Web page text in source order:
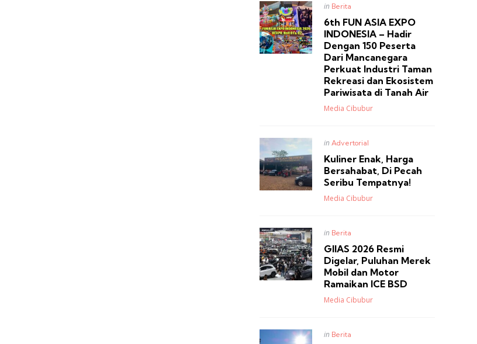
Posted
in
in Berita
6th FUN ASIA EXPO
INDONESIA – Hadir
Dengan 150 Peserta
Dari Mancanegara
Perkuat Industri Taman
Rekreasi dan Ekosistem
Pariwisata di Tanah Air
Posted
Media Cibubur
Posted
in Advertorial
Kuliner Enak, Harga
Bersahabat, Di Pecah
Seribu Tempatnya!
Posted
Media Cibubur
Posted
in Berita
GIIAS 2026 Resmi
Digelar, Puluhan Merek
Mobil dan Motor
Ramaikan ICE BSD
Posted
Media Cibubur
Posted
in Berita